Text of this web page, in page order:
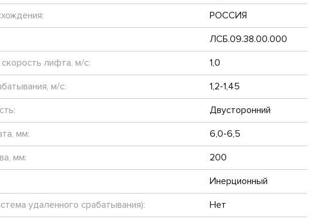
РОССИЯ
ЛСБ.09.38.00.000
лифта, м/с:
1,0
м/с:
1,2-1,45
Двусторонний
мм:
6,0-6,5
мм:
200
Инерционный
удаленного срабатывания):
Нет